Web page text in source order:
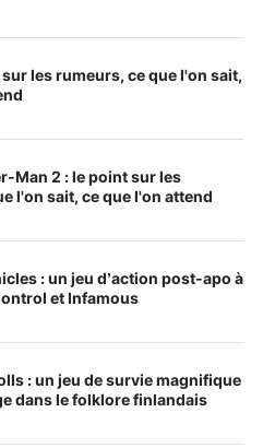
sur les rumeurs, ce que l'on sait,
Man 2 : le point sur les
l'on sait, ce que l'on attend
: un jeu d’action post-apo à
et Infamous
: un jeu de survie magnifique
dans le folklore finlandais